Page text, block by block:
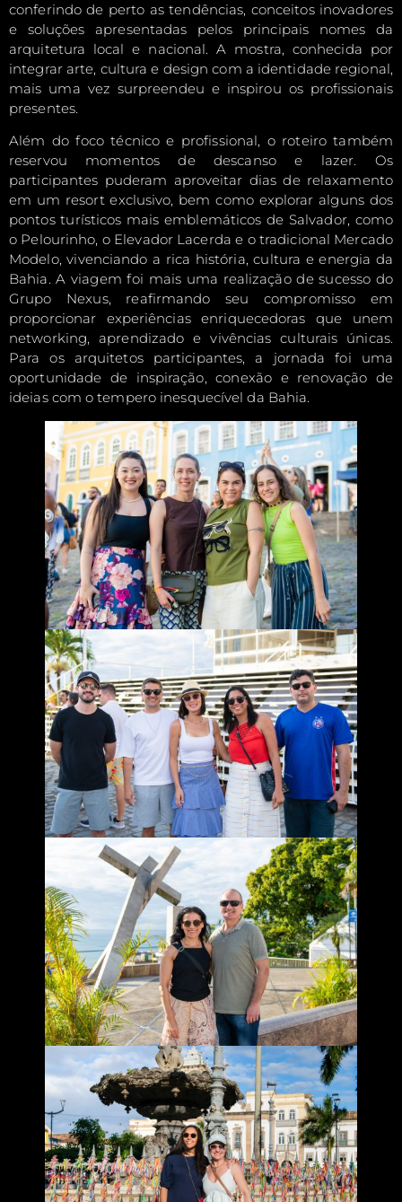
conferindo de perto as tendências, conceitos inovadores
e soluções apresentadas pelos principais nomes da
arquitetura local e nacional. A mostra, conhecida por
integrar arte, cultura e design com a identidade regional,
mais uma vez surpreendeu e inspirou os profissionais
presentes.
Além do foco técnico e profissional, o roteiro também
reservou momentos de descanso e lazer. Os
participantes puderam aproveitar dias de relaxamento
em um resort exclusivo, bem como explorar alguns dos
pontos turísticos mais emblemáticos de Salvador, como
o Pelourinho, o Elevador Lacerda e o tradicional Mercado
Modelo, vivenciando a rica história, cultura e energia da
Bahia. A viagem foi mais uma realização de sucesso do
Grupo Nexus, reafirmando seu compromisso em
proporcionar experiências enriquecedoras que unem
networking, aprendizado e vivências culturais únicas.
Para os arquitetos participantes, a jornada foi uma
oportunidade de inspiração, conexão e renovação de
ideias com o tempero inesquecível da Bahia.